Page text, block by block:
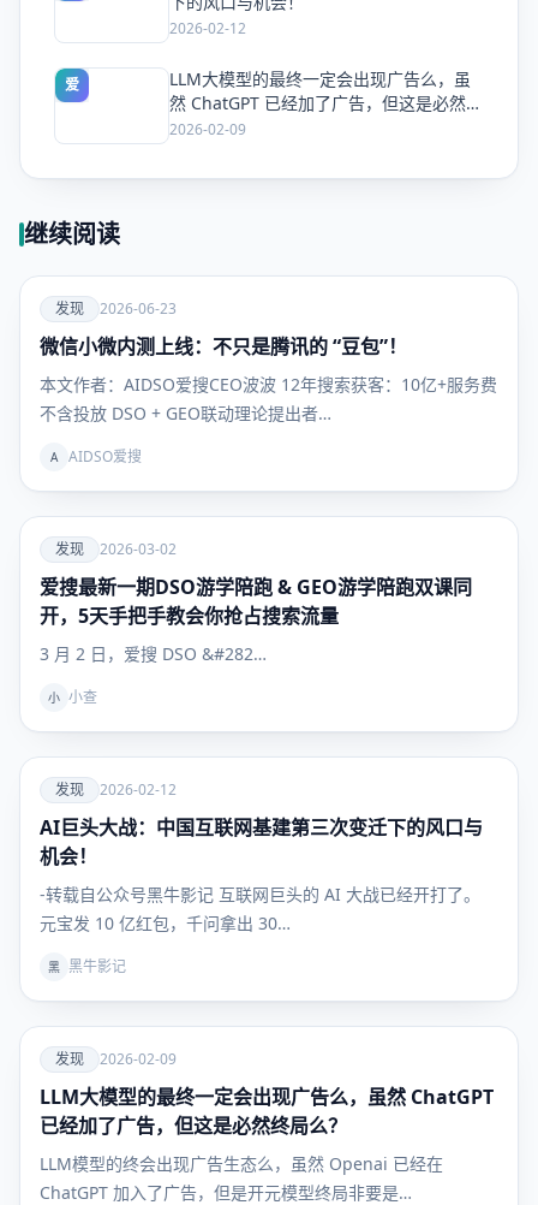
2026-02-12
爱
LLM大模型的最终一定会出现广告么，虽
然 ChatGPT 已经加了广告，但这是必然终
局么？
2026-02-09
继续阅读
爱
发现
发现 2026-06-23
微信小微内测上线：不只是腾讯的 “豆包”！
本文作者：AIDSO爱搜CEO波波 12年搜索获客：10亿+服务费
不含投放 DSO + GEO联动理论提出者…
A AIDSO爱搜
爱
发现
发现 2026-03-02
爱搜最新一期DSO游学陪跑 & GEO游学陪跑双课同
开，5天手把手教会你抢占搜索流量
3 月 2 日，爱搜 DSO &#282…
小 小查
爱
发现
发现 2026-02-12
AI巨头大战：中国互联网基建第三次变迁下的风口与
机会！
-转载自公众号黑牛影记 互联网巨头的 AI 大战已经开打了。
元宝发 10 亿红包，千问拿出 30…
黑 黑牛影记
爱
发现
发现 2026-02-09
LLM大模型的最终一定会出现广告么，虽然 ChatGPT
已经加了广告，但这是必然终局么？
LLM模型的终会出现广告生态么，虽然 Openai 已经在
ChatGPT 加入了广告，但是开元模型终局非要是…